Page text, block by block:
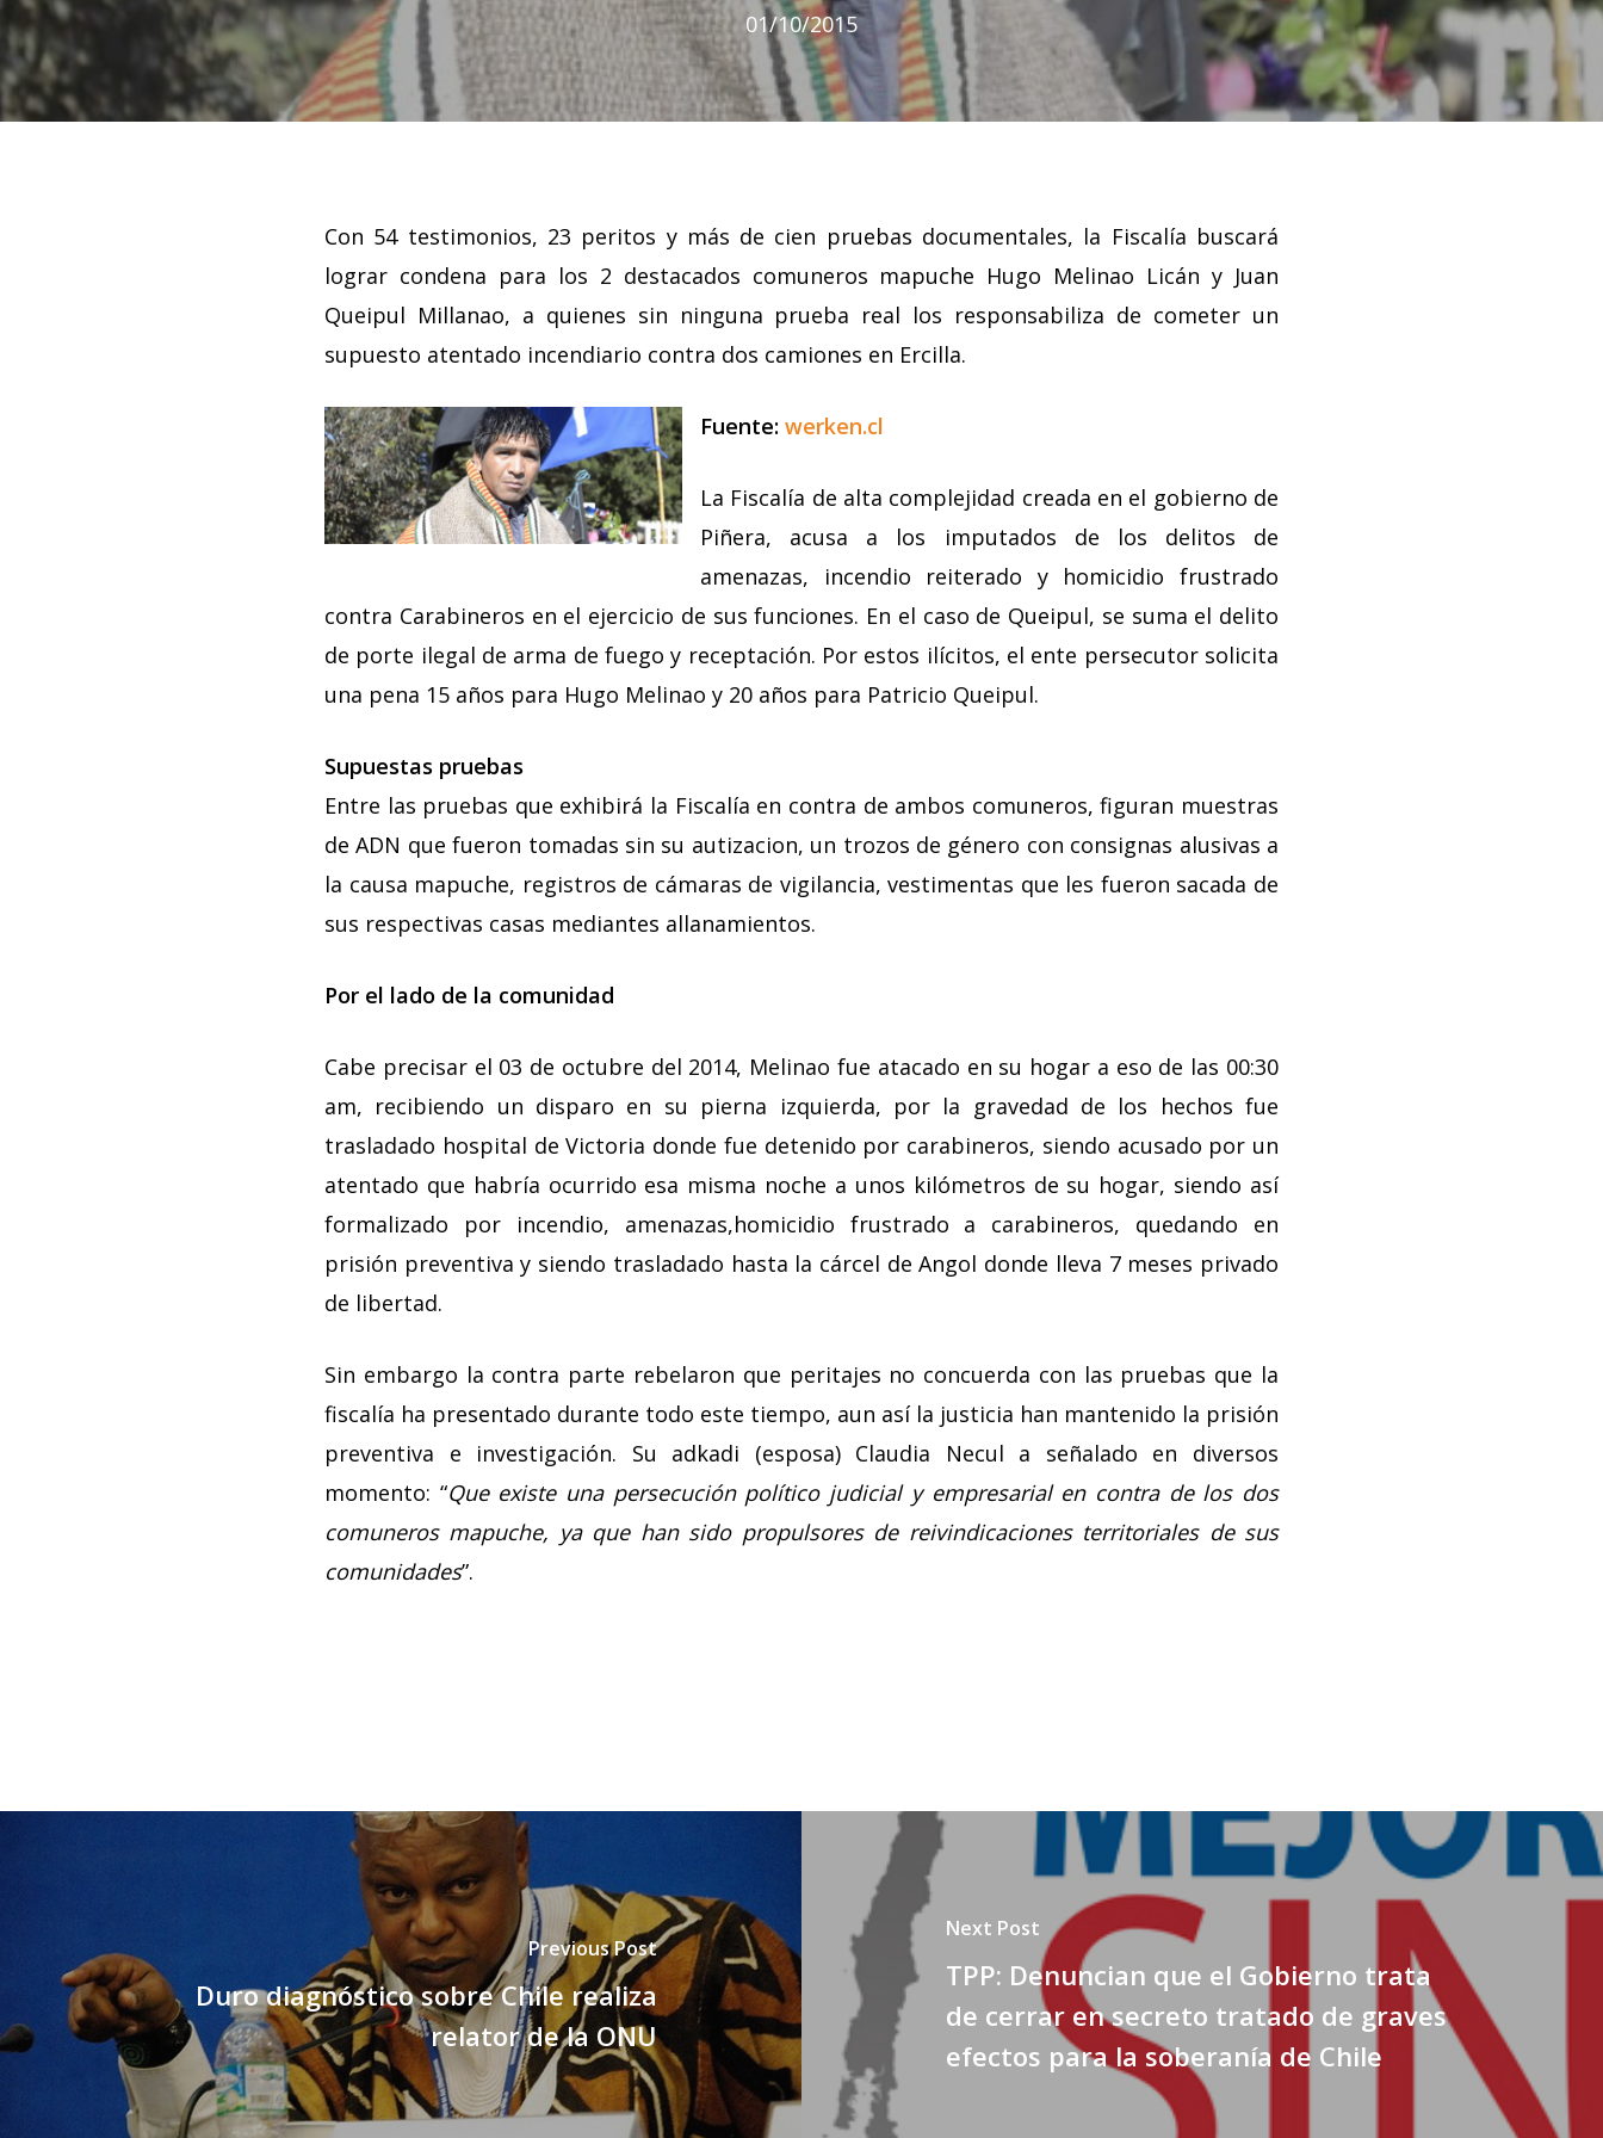
Hit enter to search or ESC to close
01/10/2015
Con 54 testimonios, 23 peritos y más de cien pruebas documentales, la Fiscalía buscará
lograr condena para los 2 destacados comuneros mapuche Hugo Melinao Licán y Juan
Queipul Millanao, a quienes sin ninguna prueba real los responsabiliza de cometer un
supuesto atentado incendiario contra dos camiones en Ercilla.
Fuente: werken.cl
La Fiscalía de alta complejidad creada en el gobierno de
Piñera, acusa a los imputados de los delitos de
amenazas, incendio reiterado y homicidio frustrado
contra Carabineros en el ejercicio de sus funciones. En el caso de Queipul, se suma el delito
de porte ilegal de arma de fuego y receptación. Por estos ilícitos, el ente persecutor solicita
una pena 15 años para Hugo Melinao y 20 años para Patricio Queipul.
Supuestas pruebas
Entre las pruebas que exhibirá la Fiscalía en contra de ambos comuneros, figuran muestras
de ADN que fueron tomadas sin su autizacion, un trozos de género con consignas alusivas a
la causa mapuche, registros de cámaras de vigilancia, vestimentas que les fueron sacada de
sus respectivas casas mediantes allanamientos.
Por el lado de la comunidad
Cabe precisar el 03 de octubre del 2014, Melinao fue atacado en su hogar a eso de las 00:30
am, recibiendo un disparo en su pierna izquierda, por la gravedad de los hechos fue
trasladado hospital de Victoria donde fue detenido por carabineros, siendo acusado por un
atentado que habría ocurrido esa misma noche a unos kilómetros de su hogar, siendo así
formalizado por incendio, amenazas,homicidio frustrado a carabineros, quedando en
prisión preventiva y siendo trasladado hasta la cárcel de Angol donde lleva 7 meses privado
de libertad.
Sin embargo la contra parte rebelaron que peritajes no concuerda con las pruebas que la
fiscalía ha presentado durante todo este tiempo, aun así la justicia han mantenido la prisión
preventiva e investigación. Su adkadi (esposa) Claudia Necul a señalado en diversos
momento: “Que existe una persecución político judicial y empresarial en contra de los dos
comuneros mapuche, ya que han sido propulsores de reivindicaciones territoriales de sus
comunidades”.
Previous Post
Duro diagnóstico sobre Chile realiza
relator de la ONU
Next Post
TPP: Denuncian que el Gobierno trata
de cerrar en secreto tratado de graves
efectos para la soberanía de Chile